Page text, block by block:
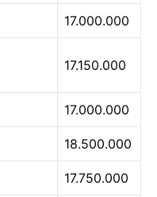
17.000.000
17.150.000
17.000.000
18.500.000
17.750.000